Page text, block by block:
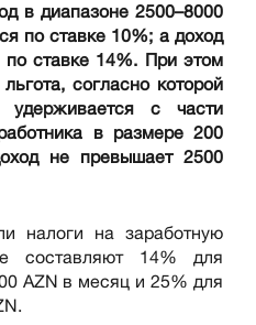
в диапазоне 2500–8000
по ставке 10%; а доход
ставке 14%. При этом
согласно которой
с части
в размере 200
не превышает 2500
налоги на заработную
составляют 14% для
AZN в месяц и 25% для